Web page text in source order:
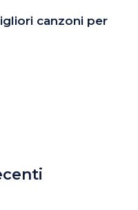
canzoni per